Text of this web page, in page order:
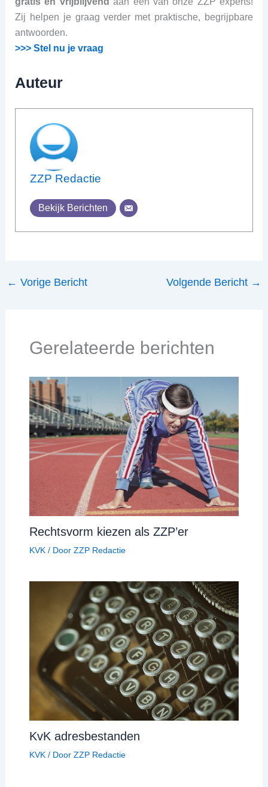
Zij helpen je graag verder met praktische, begrijpbare
antwoorden.
>>> Stel nu je vraag
Auteur
ZZP Redactie
Bekijk Berichten
← Vorige Bericht Volgende Bericht →
Gerelateerde berichten
Rechtsvorm kiezen als ZZP’er
KVK/ Door ZZP Redactie
KvK adresbestanden
KVK/ Door ZZP Redactie